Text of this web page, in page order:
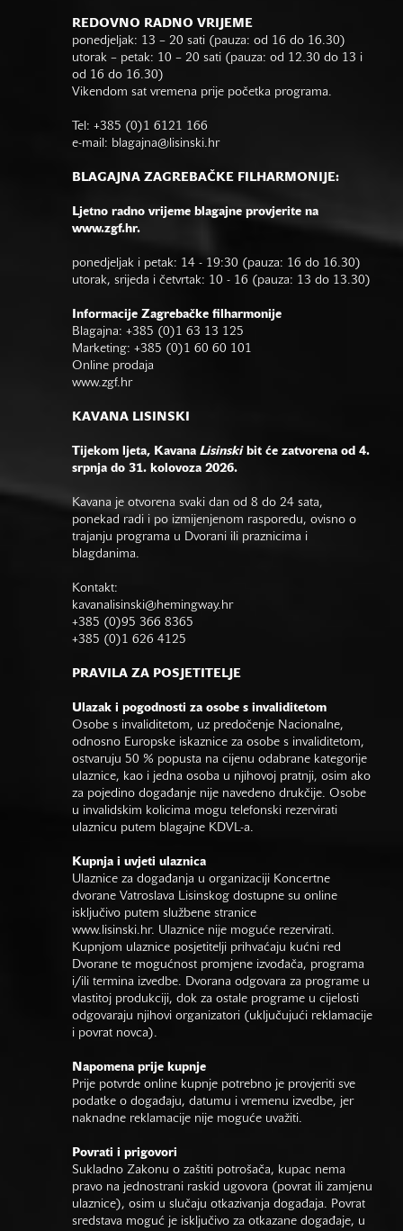
REDOVNO RADNO VRIJEME
ponedjeljak: 13 – 20 sati (pauza: od 16 do 16.30)
utorak – petak: 10 – 20 sati (pauza: od 12.30 do 13 i
od 16 do 16.30)
Vikendom sat vremena prije početka programa.
Tel: +385 (0)1 6121 166
e-mail: blagajna@lisinski.hr
BLAGAJNA ZAGREBAČKE FILHARMONIJE:
Ljetno radno vrijeme blagajne provjerite na
www.zgf.hr.
ponedjeljak i petak: 14 - 19:30 (pauza: 16 do 16.30)
utorak, srijeda i četvrtak: 10 - 16 (pauza: 13 do 13.30)
Informacije Zagrebačke filharmonije
Blagajna: +385 (0)1 63 13 125
Marketing: +385 (0)1 60 60 101
Online prodaja
www.zgf.hr
KAVANA LISINSKI
Tijekom ljeta, Kavana Lisinskibit će zatvorena od 4.
srpnja do 31. kolovoza 2026.
Kavana je otvorena svaki dan od 8 do 24 sata,
ponekad radi i po izmijenjenom rasporedu, ovisno o
trajanju programa u Dvorani ili praznicima i
blagdanima.
Kontakt:
kavanalisinski@hemingway.hr
+385 (0)95 366 8365
+385 (0)1 626 4125
PRAVILA ZA POSJETITELJE
Ulazak i pogodnosti za osobe s invaliditetom
Osobe s invaliditetom, uz predočenje Nacionalne,
odnosno Europske iskaznice za osobe s invaliditetom,
ostvaruju 50 % popusta na cijenu odabrane kategorije
ulaznice, kao i jedna osoba u njihovoj pratnji, osim ako
za pojedino događanje nije navedeno drukčije. Osobe
u invalidskim kolicima mogu telefonski rezervirati
ulaznicu putem blagajne KDVL-a.
Kupnja i uvjeti ulaznica
Ulaznice za događanja u organizaciji Koncertne
dvorane Vatroslava Lisinskog dostupne su online
isključivo putem službene stranice
www.lisinski.hr. Ulaznice nije moguće rezervirati.
Kupnjom ulaznice posjetitelji prihvaćaju kućni red
Dvorane te mogućnost promjene izvođača, programa
i/ili termina izvedbe. Dvorana odgovara za programe u
vlastitoj produkciji, dok za ostale programe u cijelosti
odgovaraju njihovi organizatori (uključujući reklamacije
i povrat novca).
Napomena prije kupnje
Prije potvrde online kupnje potrebno je provjeriti sve
podatke o događaju, datumu i vremenu izvedbe, jer
naknadne reklamacije nije moguće uvažiti.
Povrati i prigovori
Sukladno Zakonu o zaštiti potrošača, kupac nema
pravo na jednostrani raskid ugovora (povrat ili zamjenu
ulaznice), osim u slučaju otkazivanja događaja. Povrat
sredstava moguć je isključivo za otkazane događaje, u